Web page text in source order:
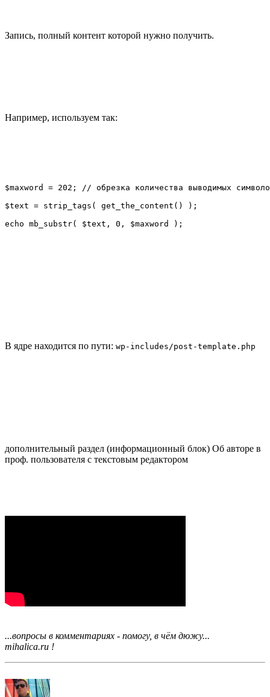
Запись, полный контент которой нужно получить.
Например, используем так:
$maxword = 202; // обрезка количества выводимых
$text = strip_tags( get_the_content() );
echo mb_substr( $text, 0, $maxword );
В ядре находится по пути: wp-includes/post-template.php
дополнительный раздел (информационный блок) Об авторе в
проф. пользователя с текстовым редактором
...вопросы в комментариях - помогу, в чём дюжу...
mihalica.ru !